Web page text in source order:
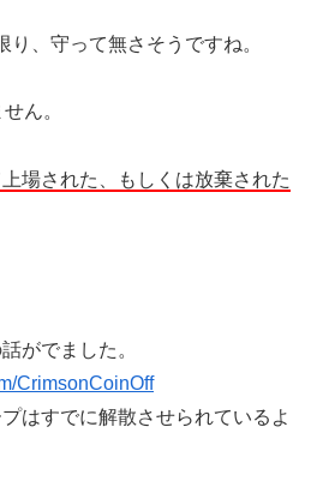
、守って無さそうですね。
ん。
場された、もしくは放棄された
がでました。
CrimsonCoinOff
はすでに解散させられているよ